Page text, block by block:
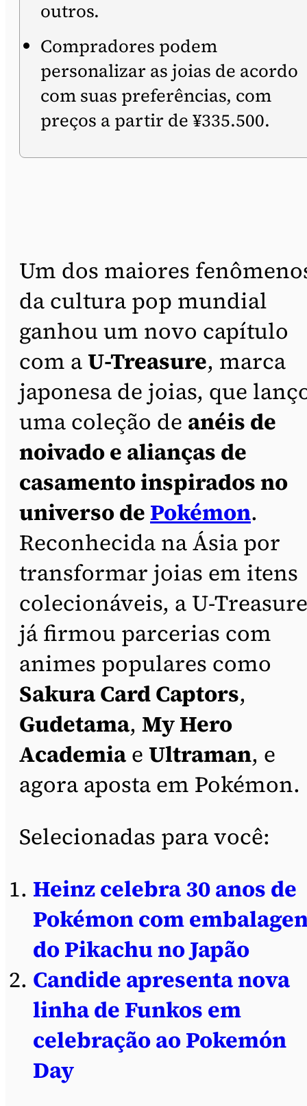
outros.
Compradores podem
personalizar as joias de acordo
com suas preferências, com
preços a partir de ¥335.500.
Um dos maiores
da cultura pop mundial
ganhou um novo capítulo
com aU-Treasure, marca
japonesa de joias, que
uma coleção de anéis de
noivado e alianças de
casamento inspirados no
universo de Pokémon.
Reconhecida na Ásia por
transformar joias em itens
colecionáveis, a U-Treasure
já firmou parcerias com
animes populares como
Sakura Card Captors,
Gudetama, My Hero
Academiae Ultraman, e
agora aposta em Pokémon.
Selecionadas para você:
Heinz celebra 30 anos de
Pokémon com
do Pikachu no Japão
Candide apresenta nova
linha de Funkos em
celebração ao Pokemón
Day